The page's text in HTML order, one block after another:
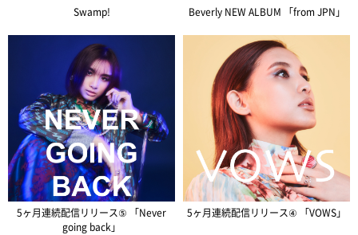
Swamp! Beverly NEW ALBUM 「from JPN」
5ヶ月連続配信リリース⑤ 「Never
going back」
5ヶ月連続配信リリース④ 「VOWS」